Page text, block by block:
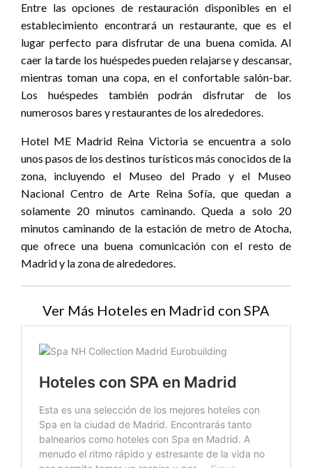
Entre las opciones de restauración disponibles en el
establecimiento encontrará un restaurante, que es el
lugar perfecto para disfrutar de una buena comida. Al
caer la tarde los huéspedes pueden relajarse y descansar,
mientras toman una copa, en el confortable salón-bar.
Los huéspedes también podrán disfrutar de los
numerosos bares y restaurantes de los alrededores.
Hotel ME Madrid Reina Victoria se encuentra a solo
unos pasos de los destinos turísticos más conocidos de la
zona, incluyendo el Museo del Prado y el Museo
Nacional Centro de Arte Reina Sofía, que quedan a
solamente 20 minutos caminando. Queda a solo 20
minutos caminando de la estación de metro de Atocha,
que ofrece una buena comunicación con el resto de
Madrid y la zona de alrededores.
Ver Más Hoteles en Madrid con SPA